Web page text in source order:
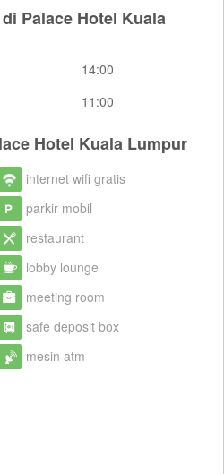
Palace Hotel Kuala
14:00
11:00
Hotel Kuala Lumpur
internet wifi gratis
parkir mobil
restaurant
lobby lounge
meeting room
safe deposit box
mesin atm